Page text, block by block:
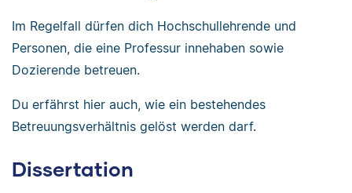
Im Regelfall dürfen dich Hochschullehrende und
Personen, die eine Professur innehaben sowie
Dozierende betreuen.
Du erfährst hier auch, wie ein bestehendes
Betreuungsverhältnis gelöst werden darf.
Dissertation